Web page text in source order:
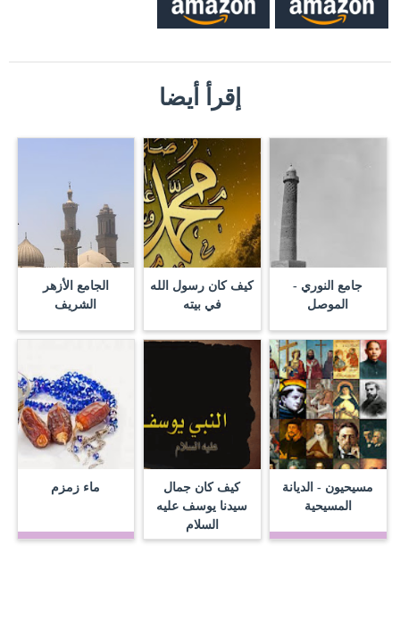
إقرأ أيضا
جامع النوري -
الموصل
كيف كان رسول الله
في بيته
الجامع الأزهر
الشريف
مسيحيون - الديانة
المسيحية
كيف كان جمال
سيدنا يوسف عليه
السلام
ماء زمزم